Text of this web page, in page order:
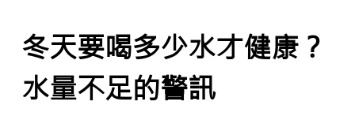
冬天要喝多少水才健康？
水量不足的警訊